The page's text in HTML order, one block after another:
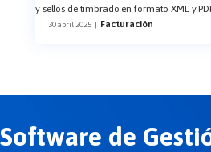
y sellos de timbrado en formato XML y
30 abril 2025 | Facturación
Software de